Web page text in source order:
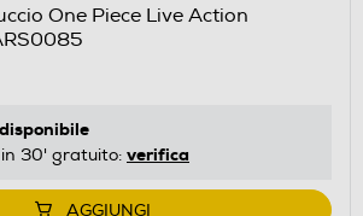
One Piece Live Action
disponibile
30' gratuito: verifica
AGGIUNGI